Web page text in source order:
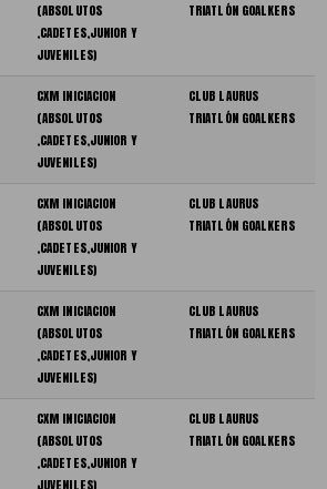
(ABSOLUTOS
,CADETES,JUNIOR Y
JUVENILES)
TRIATLÓN GOALKERS
CXM INICIACION
(ABSOLUTOS
,CADETES,JUNIOR Y
JUVENILES)
CLUB LAURUS
TRIATLÓN GOALKERS
CXM INICIACION
(ABSOLUTOS
,CADETES,JUNIOR Y
JUVENILES)
CLUB LAURUS
TRIATLÓN GOALKERS
CXM INICIACION
(ABSOLUTOS
,CADETES,JUNIOR Y
JUVENILES)
CLUB LAURUS
TRIATLÓN GOALKERS
CXM INICIACION
(ABSOLUTOS
,CADETES,JUNIOR Y
CLUB LAURUS
TRIATLÓN GOALKERS